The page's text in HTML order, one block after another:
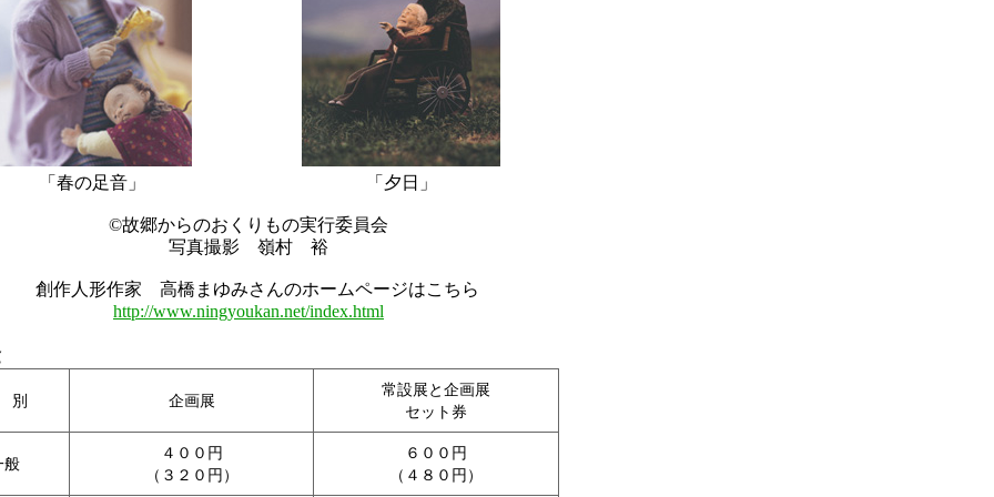
「春の足音」 「夕日」
©故郷からのおくりもの実行委員会
写真撮影 嶺村 裕
創作人形作家 高橋まゆみさんのホームページはこちら
http://www.ningyoukan.net/index.html
別 企画展
常設展と企画展
セット券
般
４００円
（３２０円）
６００円
（４８０円）